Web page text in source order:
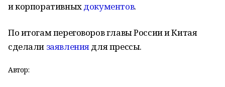
и корпоративныхдокументов.
По итогам переговоров главы России и Китая
сделали заявлениядля прессы.
Автор: